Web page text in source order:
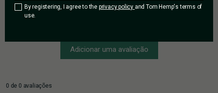
1 estrela
0%
Adicionar uma avaliação
0 de 0 avaliações
By registering, I agree to the privacy policy and Tom Hemp's terms of
use.